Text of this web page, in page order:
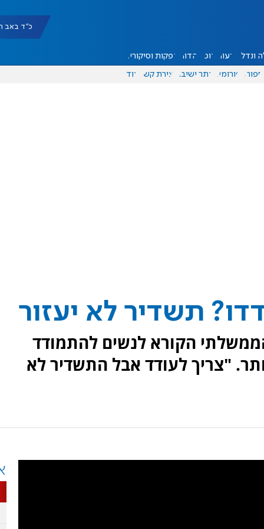
כ"ד באב תשפ"ו
ונדל"ן דעות אוכל יהדות הפקות וסיקורים
ספורט פורומים אתר ישיבה יצירת קשר עוד
תשדיר לא יעזור
הקורא לנשים להתמודד
"צריך לעודד אבל התשדיר לא